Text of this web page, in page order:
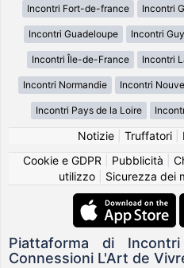
Incontri Fort-de-france Incontri
Incontri Guadeloupe Incontri
Incontri Île-de-France Incontri
Incontri Normandie Incontri
Incontri Pays de la Loire
Notizie| Truffatori|
Cookie e GDPR
Pubblicità
utilizzo| Sicurezza dei
Piattaforma di
Connessioni L'Art de